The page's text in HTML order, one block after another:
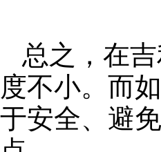
总之，在
度不小。而
于安全、避